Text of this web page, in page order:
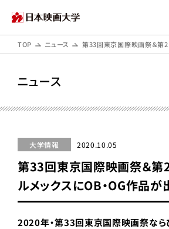
TOP ニュース 第33回東京国際映画祭＆第
ニュース
大学情報 2020.10.05
第33回東京国際映画祭＆第
ルメックスにOB・OG作品が
2020年・第33回東京国際映画祭な